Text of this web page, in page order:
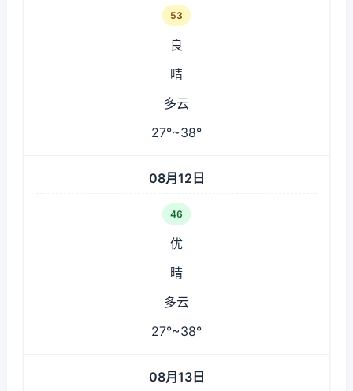
53
良
晴
多云
27°~38°
08月12日
46
优
晴
多云
27°~38°
08月13日